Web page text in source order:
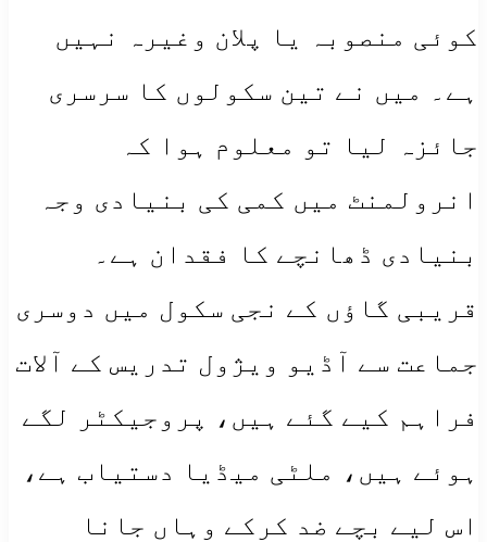
کوئی منصوبہ یا پلان وغیرہ نہیں
ہے۔ میں نے تین سکولوں کا سرسری
جائزہ لیا تو معلوم ہوا کہ
انرولمنٹ میں کمی کی بنیادی وجہ
بنیادی ڈھانچے کا فقدان ہے۔
قریبی گاؤں کے نجی سکول میں دوسری
جماعت سے آڈیو ویژول تدریس کے آلات
فراہم کیے گئے ہیں، پروجیکٹر لگے
ہوئے ہیں، ملٹی میڈیا دستیاب ہے،
اس لیے بچے ضد کرکے وہاں جانا